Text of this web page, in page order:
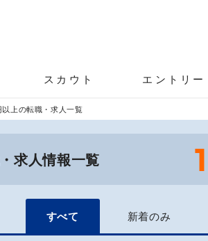
スカウト エントリー
上の転職・求人一覧
求人情報一覧
すべて 新着のみ